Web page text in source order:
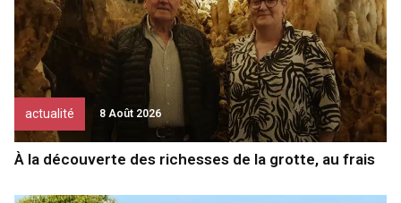
actualité 8 Août 2026
À la découverte des richesses de la grotte, au frais